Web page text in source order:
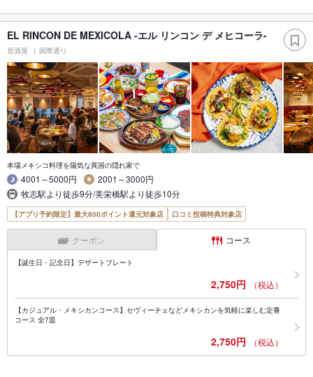
EL RINCON DE MEXICOLA -エル リンコン デ メヒコーラ-
居酒屋 国際通り
本場メキシコ料理を陽気な異国の隠れ家で
4001～5000円
2001～3000円
牧志駅より徒歩9分/美栄橋駅より徒歩10分
【アプリ予約限定】最大800ポイント還元対象店 口コミ投稿特典対象店
クーポン コース
【誕生日・記念日】デザートプレート
2,750円 （税込）
【カジュアル・メキシカンコース】セヴィーチェなどメキシカンを気軽に楽しむ定番
コース 全7皿
2,750円 （税込）